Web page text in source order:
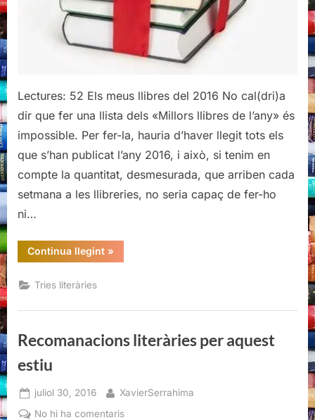
Lectures: 52 Els meus llibres del 2016 No cal(dri)a
dir que fer una llista dels «Millors llibres de l’any» és
impossible. Per fer-la, hauria d’haver llegit tots els
que s’han publicat l’any 2016, i això, si tenim en
compte la quantitat, desmesurada, que arriben cada
setmana a les llibreries, no seria capaç de fer-ho
ni…
Continua llegint“Els
meus
»
Tries literàries
Recomanacions literàries per aquest
estiu
Posted
on
juliol 30, 2016 By
XavierSerrahima
No hi ha comentarisa